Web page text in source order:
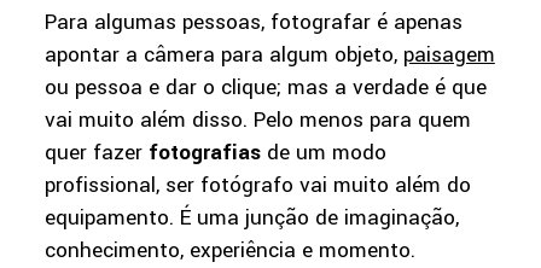
Para algumas pessoas, fotografar é apenas
apontar a câmera para algum objeto, paisagem
ou pessoa e dar o clique; mas a verdade é que
vai muito além disso. Pelo menos para quem
quer fazer fotografiasde um modo
profissional, ser fotógrafo vai muito além do
equipamento. É uma junção de imaginação,
conhecimento, experiência e momento.